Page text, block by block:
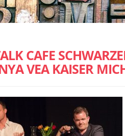
CAFE
VEA KAISER